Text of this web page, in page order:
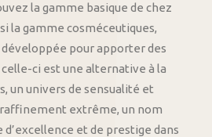
la gamme basique de chez
la gamme cosméceutiques,
pour apporter des
ci est une alternative à la
un univers de sensualité et
raffinement extrême, un nom
et de prestige dans